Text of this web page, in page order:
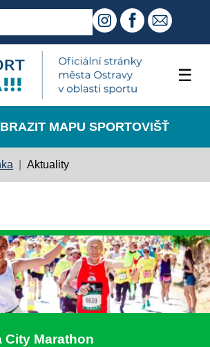
☰
MAPU SPORTOVIŠŤ
Aktuality
City Marathon